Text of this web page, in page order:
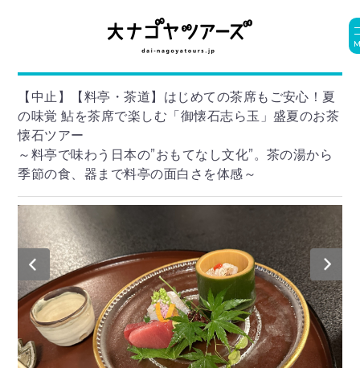
【中止】【料亭・茶道】はじめての茶席もご安心！夏
の味覚 鮎を茶席で楽しむ「御懐石志ら玉」盛夏のお茶
懐石ツアー
～料亭で味わう日本の”おもてなし文化”。茶の湯から
季節の食、器まで料亭の面白さを体感～